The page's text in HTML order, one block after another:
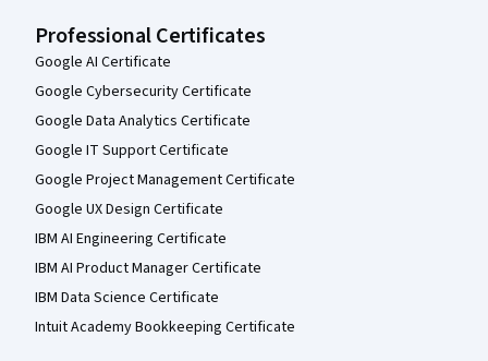
Professional Certificates
Google AI Certificate
Google Cybersecurity Certificate
Google Data Analytics Certificate
Google IT Support Certificate
Google Project Management Certificate
Google UX Design Certificate
IBM AI Engineering Certificate
IBM AI Product Manager Certificate
IBM Data Science Certificate
Intuit Academy Bookkeeping Certificate